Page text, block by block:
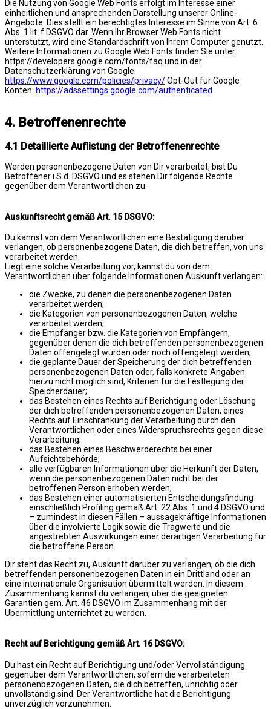
Die Nutzung von Google Web Fonts erfolgt im Interesse einer
einheitlichen und ansprechenden Darstellung unserer Online-
Angebote. Dies stellt ein berechtigtes Interesse im Sinne von Art. 6
Abs. 1 lit. f DSGVO dar. Wenn Ihr Browser Web Fonts nicht
unterstützt, wird eine Standardschrift von Ihrem Computer genutzt.
Weitere Informationen zu Google Web Fonts finden Sie unter
https://developers.google.com/fonts/faq und in der
Datenschutzerklärung von Google:
https://www.google.com/policies/privacy/Opt-Out für Google
Konten: https://adssettings.google.com/authenticated
4. Betroffenenrechte
4.1 Detaillierte Auflistung der Betroffenenrechte
Werden personenbezogene Daten von Dir verarbeitet, bist Du
Betroffener i.S.d. DSGVO und es stehen Dir folgende Rechte
gegenüber dem Verantwortlichen zu:
Auskunftsrecht gemäß Art. 15 DSGVO:
Du kannst von dem Verantwortlichen eine Bestätigung darüber
verlangen, ob personenbezogene Daten, die dich betreffen, von uns
verarbeitet werden.
Liegt eine solche Verarbeitung vor, kannst du von dem
Verantwortlichen über folgende Informationen Auskunft verlangen:
die Zwecke, zu denen die personenbezogenen Daten
verarbeitet werden;
die Kategorien von personenbezogenen Daten, welche
verarbeitet werden;
die Empfänger bzw. die Kategorien von Empfängern,
gegenüber denen die dich betreffenden personenbezogenen
Daten offengelegt wurden oder noch offengelegt werden;
die geplante Dauer der Speicherung der dich betreffenden
personenbezogenen Daten oder, falls konkrete Angaben
hierzu nicht möglich sind, Kriterien für die Festlegung der
Speicherdauer;
das Bestehen eines Rechts auf Berichtigung oder Löschung
der dich betreffenden personenbezogenen Daten, eines
Rechts auf Einschränkung der Verarbeitung durch den
Verantwortlichen oder eines Widerspruchsrechts gegen diese
Verarbeitung;
das Bestehen eines Beschwerderechts bei einer
Aufsichtsbehörde;
alle verfügbaren Informationen über die Herkunft der Daten,
wenn die personenbezogenen Daten nicht bei der
betroffenen Person erhoben werden;
das Bestehen einer automatisierten Entscheidungsfindung
einschließlich Profiling gemäß Art. 22 Abs. 1 und 4 DSGVO und
– zumindest in diesen Fällen – aussagekräftige Informationen
über die involvierte Logik sowie die Tragweite und die
angestrebten Auswirkungen einer derartigen Verarbeitung für
die betroffene Person.
Dir steht das Recht zu, Auskunft darüber zu verlangen, ob die dich
betreffenden personenbezogenen Daten in ein Drittland oder an
eine internationale Organisation übermittelt werden. In diesem
Zusammenhang kannst du verlangen, über die geeigneten
Garantien gem. Art. 46 DSGVO im Zusammenhang mit der
Übermittlung unterrichtet zu werden.
Recht auf Berichtigung gemäß Art. 16 DSGVO:
Du hast ein Recht auf Berichtigung und/oder Vervollständigung
gegenüber dem Verantwortlichen, sofern die verarbeiteten
personenbezogenen Daten, die dich betreffen, unrichtig oder
unvollständig sind. Der Verantwortliche hat die Berichtigung
unverzüglich vorzunehmen.